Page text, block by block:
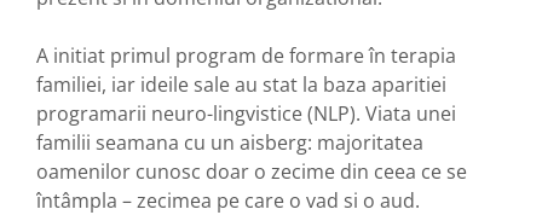
A initiat primul program de formare în terapia
familiei, iar ideile sale au stat la baza aparitiei
programarii neuro-lingvistice (NLP). Viata unei
familii seamana cu un aisberg: majoritatea
oamenilor cunosc doar o zecime din ceea ce se
întâmpla – zecimea pe care o vad si o aud.